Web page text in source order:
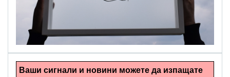
Ръчно изрязани картини
Ваши сигнали и новини можете да изпащате